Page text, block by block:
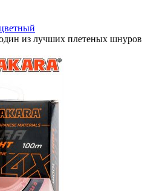
из лучших плетеных шнуров